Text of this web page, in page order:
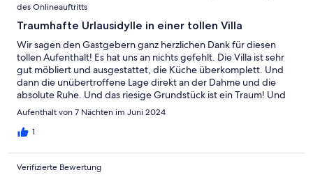
des Onlineauftritts
Traumhafte Urlausidylle in einer tollen Villa
Wir sagen den Gastgebern ganz herzlichen Dank für diesen
tollen Aufenthalt! Es hat uns an nichts gefehlt. Die Villa ist sehr
gut möbliert und ausgestattet, die Küche überkomplett. Und
dann die unübertroffene Lage direkt an der Dahme und die
absolute Ruhe. Und das riesige Grundstück ist ein Traum! Und
wenn wir auf höchstem Niveau jammern wollen: Gefehlt hat uns
eine Terrasse vor dem Wohn-Eßbereich. Nichtsdestotrotz:
Aufenthalt von 7 Nächten im Juni 2024
1
Verifizierte Bewertung